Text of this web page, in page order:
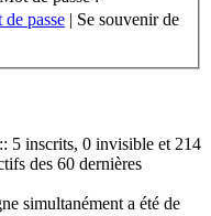
passe | Se souvenir de
5 inscrits, 0 invisible et 214
des 60 dernières
simultanément a été de